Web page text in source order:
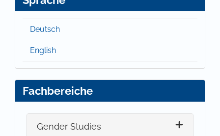
Deutsch
English
Fachbereiche
Gender Studies